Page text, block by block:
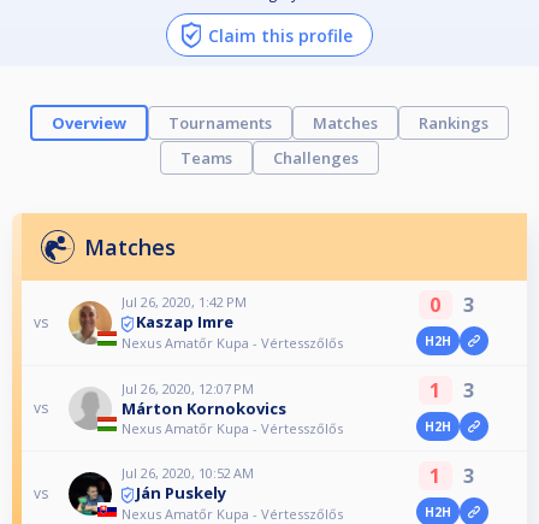
Claim this profile
Overview Tournaments Matches
Rankings
Teams
Challenges
Matches
vs
Jul 26, 2020, 1:42 PM
Kaszap Imre
Nexus Amatőr Kupa - Vértesszőlős
0 3
H2H
vs
Jul 26, 2020, 12:07 PM
Márton Kornokovics
Nexus Amatőr Kupa - Vértesszőlős
1 3
H2H
vs
Jul 26, 2020, 10:52 AM
Ján Puskely
Nexus Amatőr Kupa - Vértesszőlős
1 3
H2H